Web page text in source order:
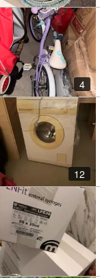
4
12